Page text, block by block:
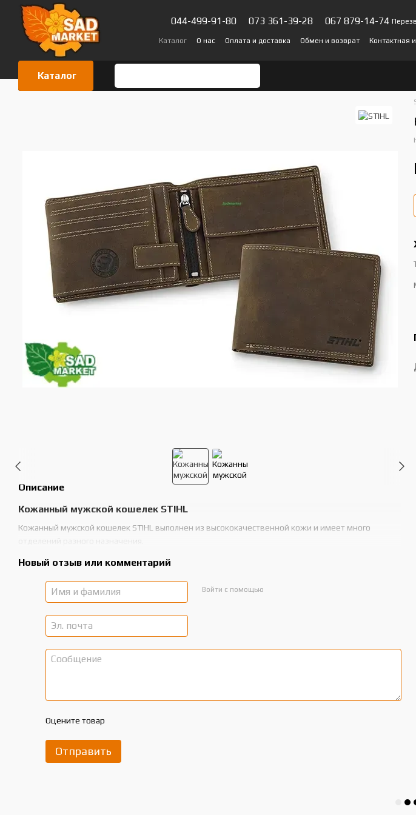
Перейти к основному контенту
044-499-91-80 073 361-39-28 067 879-14-74
Каталог О нас Оплата и доставка Обмен и возврат Контактная
Каталог
Описание
Кожанный мужской кошелек STIHL
Кожанный мужской кошелек STIHL выполнен из высококачественной кожи и имеет много
Новый отзыв или комментарий
Войти с помощью
Оцените товар
Отправить